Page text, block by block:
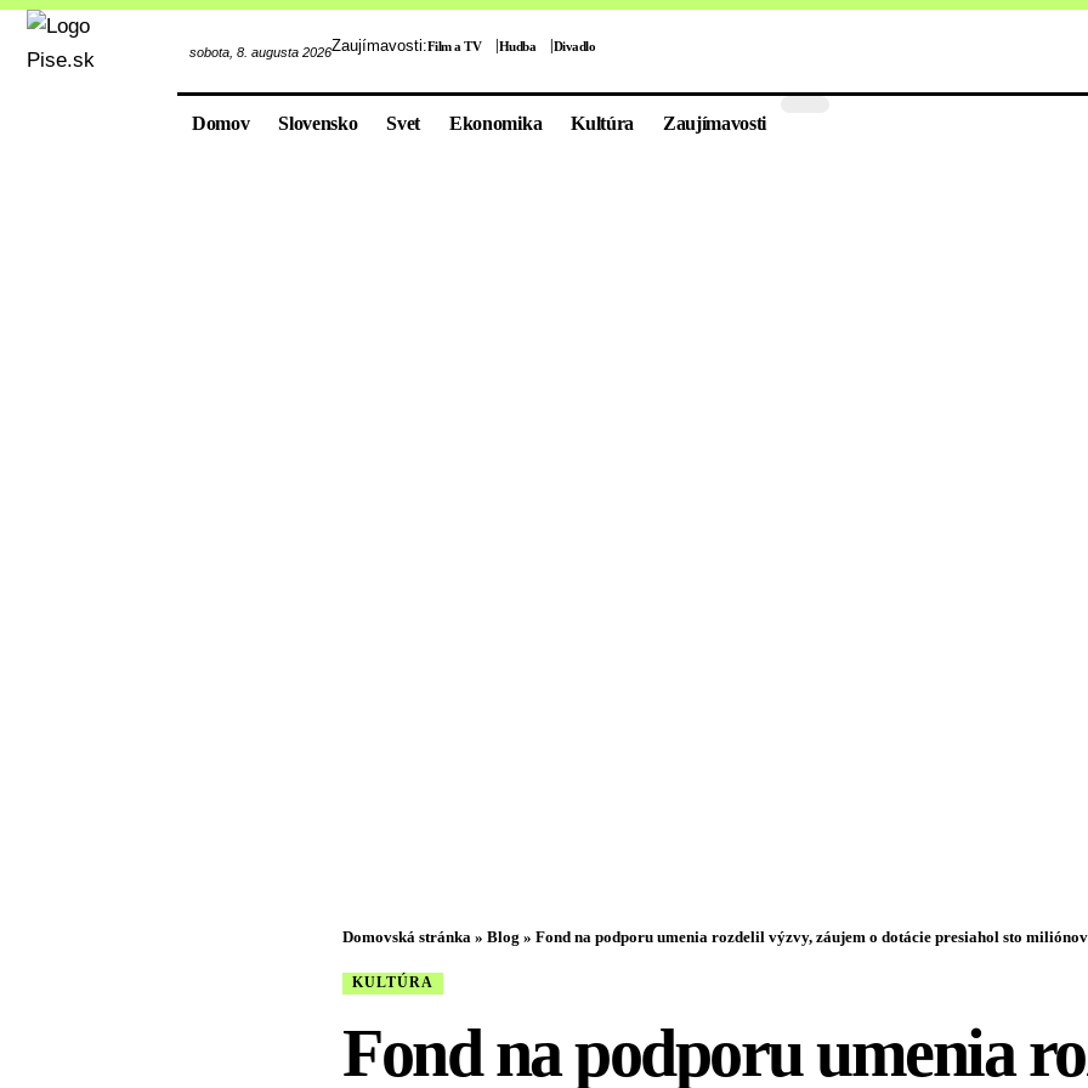
sobota, 8. augusta 2026Zaujímavosti:Film a TV Hudba Divadlo
Domov Slovensko Svet Ekonomika Kultúra Zaujímavosti
Domovská stránka » Blog » Fond na podporu umenia rozdelil výzvy, záujem o dotácie presiahol sto
KULTÚRA
Fond na podporu umenia